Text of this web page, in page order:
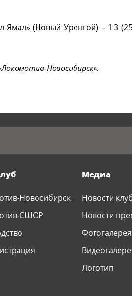
Ямал» (Новый Уренгой) – 1:3
Новосибирск».
Новосибирск
СШОР
Медиа
Новости
Новости
Фотогалерея
Логотип